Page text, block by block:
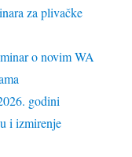
za plivačke
o novim WA
godini
i izmirenje